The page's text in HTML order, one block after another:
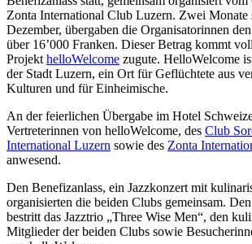
Zonta International Club Luzern. Zwei Monate
Dezember, übergaben die Organisatorinnen
über 16’000 Franken. Dieser Betrag kommt
Projekt helloWelcome zugute. HelloWelcome
der Stadt Luzern, ein Ort für Geflüchtete aus
Kulturen und für Einheimische.
An der feierlichen Übergabe im Hotel
Vertreterinnen von helloWelcome, des Club
International Luzern sowie des Zonta
anwesend.
Den Benefizanlass, ein Jazzkonzert mit
organisierten die beiden Clubs gemeinsam.
bestritt das Jazztrio „Three Wise Men“, den
Mitglieder der beiden Clubs sowie